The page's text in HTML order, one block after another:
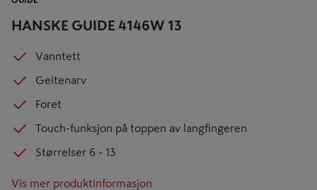
HANSKE GUIDE 4146W 13
Vanntett
Geitenarv
Foret
Touch-funksjon på toppen av langfingeren
Størrelser 6 - 13
Vis mer produktinformasjon